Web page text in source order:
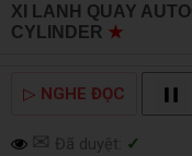
XI LANH QUAY
CYLINDER ★
▷ NGHE ĐỌC
✉ Đã duyệt: ✓